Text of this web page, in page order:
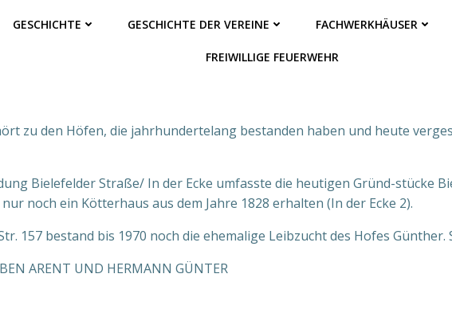
GESCHICHTE GESCHICHTE DER VEREINE FACHWERKHÄUSER
FREIWILLIGE FEUERWEHR
zu den Höfen, die jahrhundertelang bestanden haben und heute
Bielefelder Straße/ In der Ecke umfasste die heutigen Gründ-stücke
noch ein Kötterhaus aus dem Jahre 1828 erhalten (In der Ecke 2).
157 bestand bis 1970 noch die ehemalige Leibzucht des Hofes
ARENT UND HERMANN GÜNTER